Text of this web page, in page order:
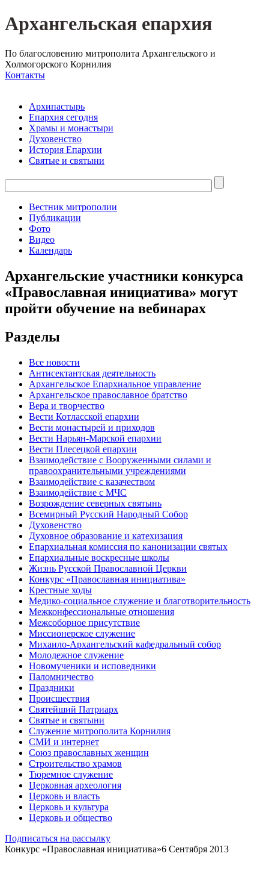
Архангельская епархия
По благословению митрополита Архангельского и
Холмогорского Корнилия
Контакты
Архипастырь
Епархия сегодня
Храмы и монастыри
Духовенство
История Епархии
Святые и святыни
Вестник митрополии
Публикации
Фото
Видео
Календарь
Архангельские участники конкурса
«Православная инициатива» могут
пройти обучение на вебинарах
Разделы
Все новости
Антисектантская деятельность
Архангельское Епархиальное управление
Архангельское православное братство
Вера и творчество
Вести Котласской епархии
Вести монастырей и приходов
Вести Нарьян-Марской епархии
Вести Плесецкой епархии
Взаимодействие с Вооруженными силами и
правоохранительными учреждениями
Взаимодействие с казачеством
Взаимодействие с МЧС
Возрождение северных святынь
Всемирный Русский Народный Собор
Духовенство
Духовное образование и катехизация
Епархиальная комиссия по канонизации святых
Епархиальные воскресные школы
Жизнь Русской Православной Церкви
Конкурс «Православная инициатива»
Крестные ходы
Медико-социальное служение и благотворительность
Межконфессиональные отношения
Межсоборное присутствие
Миссионерское служение
Михаило-Архангельский кафедральный собор
Молодежное служение
Новомученики и исповедники
Паломничество
Праздники
Происшествия
Святейший Патриарх
Святые и святыни
Служение митрополита Корнилия
СМИ и интернет
Союз православных женщин
Строительство храмов
Тюремное служение
Церковная археология
Церковь и власть
Церковь и культура
Церковь и общество
Подписаться на рассылку
Конкурс «Православная инициатива»6 Сентября 2013